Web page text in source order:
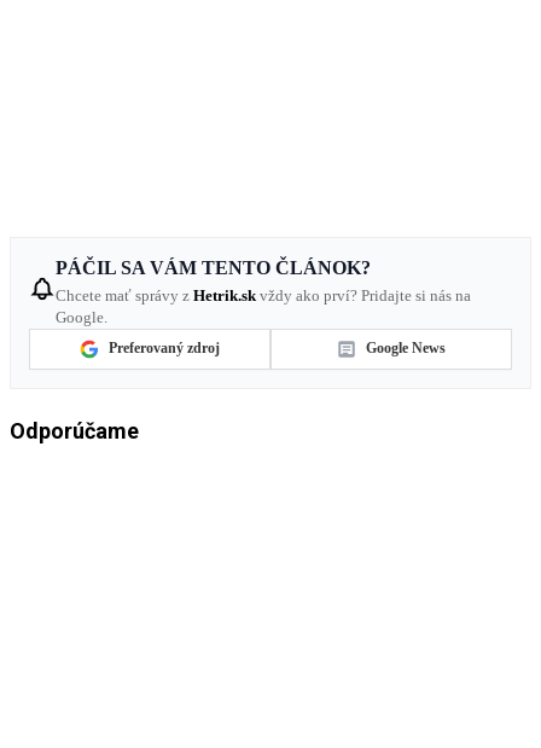
PÁČIL SA VÁM TENTO ČLÁNOK?
Chcete mať správy z Hetrik.sk vždy ako prví? Pridajte si nás na
Google.
Preferovaný zdroj Google News
Odporúčame